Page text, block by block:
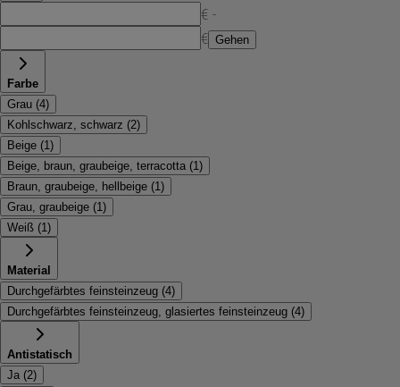
€ -
€ Gehen
Farbe
Grau (4)
Kohlschwarz, schwarz (2)
Beige (1 )
Beige, braun, graubeige, terracotta (1 )
Braun, graubeige, hellbeige (1 )
Grau, graubeige (1 )
Weiß (1 )
Material
Durchgefärbtes feinsteinzeug (4)
Durchgefärbtes feinsteinzeug, glasiertes feinsteinzeug (4)
Antistatisch
Ja (2)